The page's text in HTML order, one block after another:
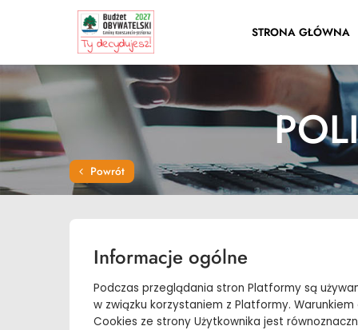
STRONA GŁÓWNA
Powrót
Informacje ogólne
Podczas przeglądania stron Platformy są
w związku korzystaniem z Platformy.
Cookies ze strony Użytkownika jest